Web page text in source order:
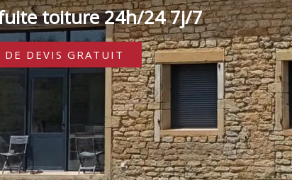
toiture 24h/24 7j/7
DE DEVIS GRATUIT